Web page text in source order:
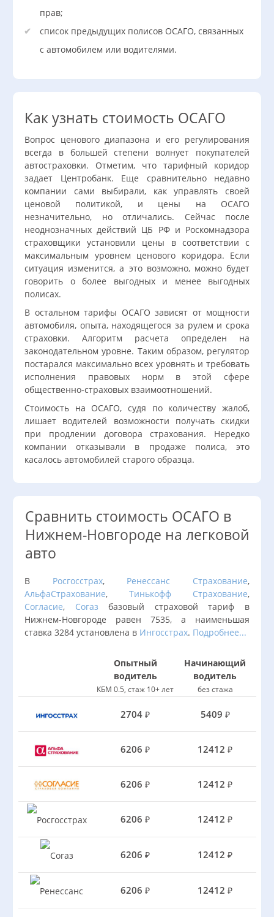
прав;
список предыдущих полисов ОСАГО, связанных
с автомобилем или водителями.
Как узнать стоимость ОСАГО
Вопрос ценового диапазона и его регулирования
всегда в большей степени волнует покупателей
автостраховки. Отметим, что тарифный коридор
задает Центробанк. Еще сравнительно недавно
компании сами выбирали, как управлять своей
ценовой политикой, и цены на ОСАГО
незначительно, но отличались. Сейчас после
неоднозначных действий ЦБ РФ и Роскомнадзора
страховщики установили цены в соответствии с
максимальным уровнем ценового коридора. Если
ситуация изменится, а это возможно, можно будет
говорить о более выгодных и менее выгодных
полисах.
В остальном тарифы ОСАГО зависят от мощности
автомобиля, опыта, находящегося за рулем и срока
страховки. Алгоритм расчета определен на
законодательном уровне. Таким образом, регулятор
постарался максимально всех уровнять и требовать
исполнения правовых норм в этой сфере
общественно-страховых взаимоотношений.
Стоимость на ОСАГО, судя по количеству жалоб,
лишает водителей возможности получать скидки
при продлении договора страхования. Нередко
компании отказывали в продаже полиса, это
касалось автомобилей старого образца.
Сравнить стоимость ОСАГО в
Нижнем-Новгороде на легковой
авто
В Росгосстрах, Ренессанс Страхование,
АльфаСтрахование, Тинькофф Страхование,
Согласие, Согаз базовый страховой тариф в
Нижнем-Новгороде равен 7535, а наименьшая
ставка 3284 установлена в Ингосстрах. Подробнее...
Опытный
водитель
КБМ 0.5, стаж 10+ лет
Начинающий
водитель
без стажа
2704 ₽ 5409 ₽
6206 ₽ 12412 ₽
6206 ₽ 12412 ₽
6206 ₽ 12412 ₽
6206 ₽ 12412 ₽
6206 ₽ 12412 ₽